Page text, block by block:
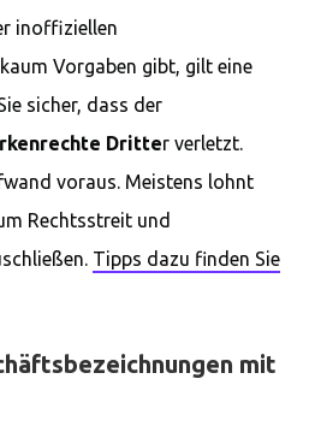
inoffiziellen
Vorgaben gibt, gilt eine
sicher, dass der
Dritter verletzt.
voraus. Meistens lohnt
Rechtsstreit und
Tipps dazu finden Sie
mit